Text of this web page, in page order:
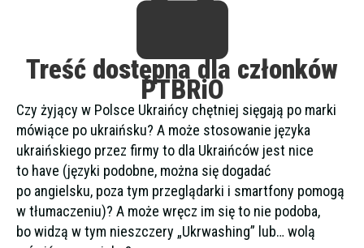
Treść dostępna dla członków
PTBRiO
Czy żyjący w Polsce Ukraińcy chętniej sięgają po marki
mówiące po ukraińsku? A może stosowanie języka
ukraińskiego przez firmy to dla Ukraińców jest nice
to have (języki podobne, można się dogadać
po angielsku, poza tym przeglądarki i smartfony pomogą
w tłumaczeniu)? A może wręcz im się to nie podoba,
bo widzą w tym nieszczery „Ukrwashing” lub… wolą